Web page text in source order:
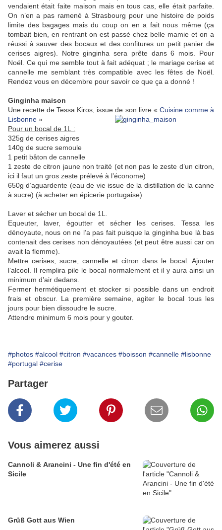
vendaient était faite maison mais en tous cas, elle était parfaite.
On n’en a pas ramené à Strasbourg pour une histoire de poids
limite des bagages mais du coup on en a fait nous même (ça
tombait bien, en rentrant on est passé chez belle mamie et on a
réussi à sauver des bocaux et des confitures un petit panier de
cerises aigres). Notre ginginha sera prête dans 6 mois. Pour
Noël. Ce qui me semble tout à fait adéquat ; le mariage cerise et
cannelle me semblant très compatible avec les fêtes de Noël.
Rendez vous en décembre pour savoir ce que ça a donné !
Ginginha maison
Une recette de Tessa Kiros, issue de son livre « Cuisine comme à
Lisbonne »
Pour un bocal de 1L :
325g de cerises aigres
140g de sucre semoule
1 petit bâton de cannelle
1 zeste de citron jaune non traité (et non pas le zeste d’un citron,
ici il faut un gros zeste prélevé à l’économe)
650g d’aguardente (eau de vie issue de la distillation de la canne
à sucre) (à acheter en épicerie portugaise)
Laver et sécher un bocal de 1L.
Equeuter, laver, égoutter et sécher les cerises. Tessa les
dénoyaute, nous on ne l’a pas fait puisque la ginginha bue là bas
contenait des cerises non dénoyautées (et peut être aussi car on
avait la flemme).
Mettre cerises, sucre, cannelle et citron dans le bocal. Ajouter
l’alcool. Il remplira pile le bocal normalement et il y aura ainsi un
minimum d’air dedans.
Fermer hermétiquement et stocker si possible dans un endroit
frais et obscur. La première semaine, agiter le bocal tous les
jours pour bien dissoudre le sucre.
Attendre minimum 6 mois pour y gouter.
#photos #alcool #citron #vacances #boisson #cannelle #lisbonne
#portugal #cerise
Partager
Vous aimerez aussi
Cannoli & Arancini - Une fin d'été en
Sicile
Grüß Gott aus Wien